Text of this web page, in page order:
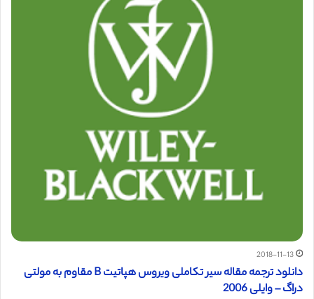
2018-11-13
دانلود ترجمه مقاله سیر تکاملی ویروس هپاتیت B مقاوم به مولتی
دراگ – وایلی 2006